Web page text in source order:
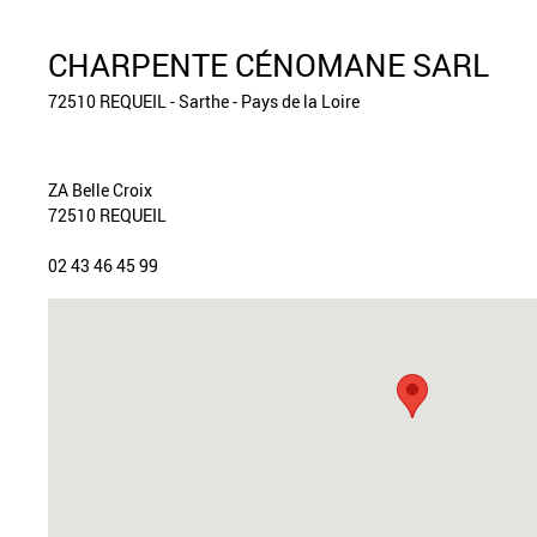
CHARPENTE CÉNOMANE SARL
72510 REQUEIL - Sarthe - Pays de la Loire
ZA Belle Croix
72510 REQUEIL
02 43 46 45 99